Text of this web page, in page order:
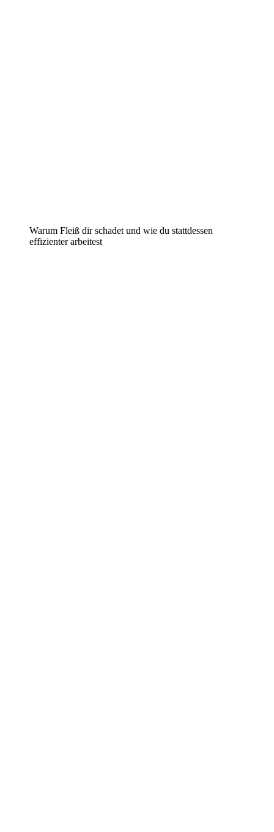
Warum Fleiß dir schadet und wie du stattdessen
effizienter arbeitest